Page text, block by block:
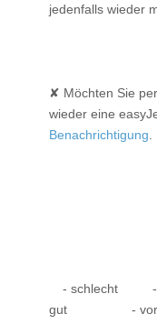
jedenfalls wieder
✘ Möchten Sie
wieder eine
Benachrichtigung
- schlecht
gut
-